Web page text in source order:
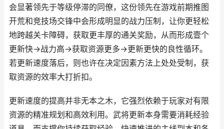
会显著领先于等级停滞的同僚，这份领先在游戏前期推图
开荒和竞技场交锋中会形成明显的战力压制，让你更轻松
地跨越关卡障碍，获取更丰厚的通关奖励，从而形成壹个
更新快→战力高→获取资源更多→更新更快的良性循环。
若更新速度落后，则也许在决定因素方法上处处受制，获
取资源的效率大打折扣。
更新速度的提高并非无本之木，它强烈依赖于玩家对有限
资源的精准规划和高效利用。武将更新本身需要消耗经验